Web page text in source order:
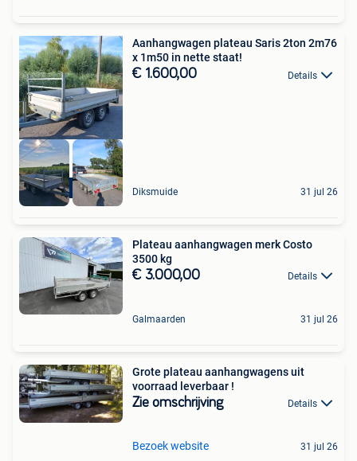
BLANCO GEKEURD
Aanhangwagen plateau Saris 2ton 2m76
x 1m50 in nette staat!
€ 1.600,00 Details
Diksmuide 31 jul 26
Plateau aanhangwagen merk Costo
3500 kg
€ 3.000,00 Details
Galmaarden 31 jul 26
Grote plateau aanhangwagens uit
voorraad leverbaar !
Zie omschrijving Details
Bezoek website 31 jul 26